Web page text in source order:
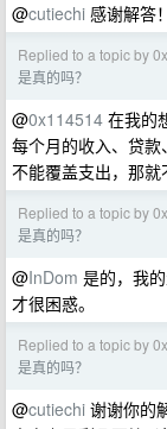
@cutiechi 感谢解答！
Replied to a topic by
是真的吗？
@0x114514 在我的
每个月的收入、贷
不能覆盖支出，那就
Replied to a topic by
是真的吗？
@InDom 是的，我
才很困惑。
Replied to a topic by
是真的吗？
@cutiechi 谢谢你的